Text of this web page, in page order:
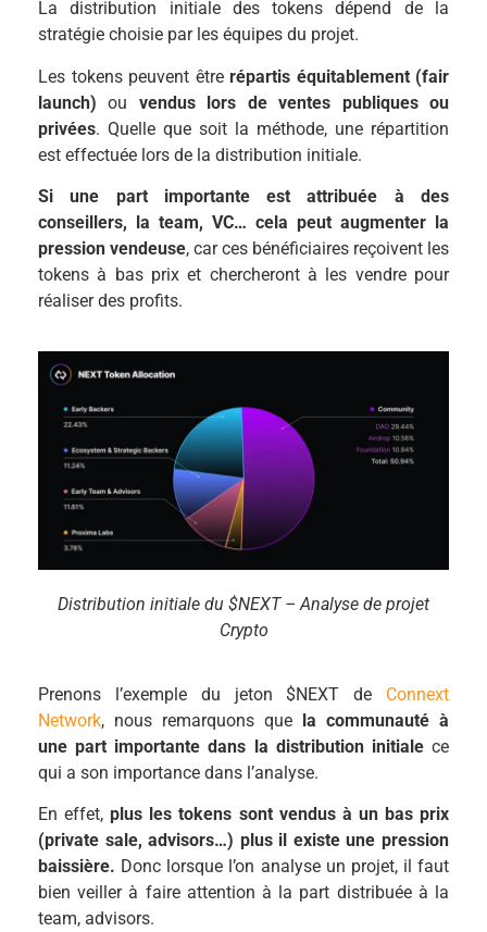
La distribution initiale des tokens dépend de la
stratégie choisie par les équipes du projet.
Les tokens peuvent être répartis équitablement (fair
launch) ou vendus lors de ventes publiques ou
privées. Quelle que soit la méthode, une répartition
est effectuée lors de la distribution initiale.
Si une part importante est attribuée à des
conseillers, la team, VC… cela peut augmenter la
pression vendeuse, car ces bénéficiaires reçoivent les
tokens à bas prix et chercheront à les vendre pour
réaliser des profits.
Distribution initiale du $NEXT – Analyse de projet
Crypto
Prenons l’exemple du jeton $NEXT de Connext
Network, nous remarquons que la communauté à
une part importante dans la distribution initialece
qui a son importance dans l’analyse.
En effet,plus les tokens sont vendus à un bas prix
(private sale, advisors…) plus il existe une pression
baissière. Donc lorsque l’on analyse un projet, il faut
bien veiller à faire attention à la part distribuée à la
team, advisors.